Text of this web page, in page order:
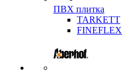
ПВХ плитка
TARKETT
FINEFLEX